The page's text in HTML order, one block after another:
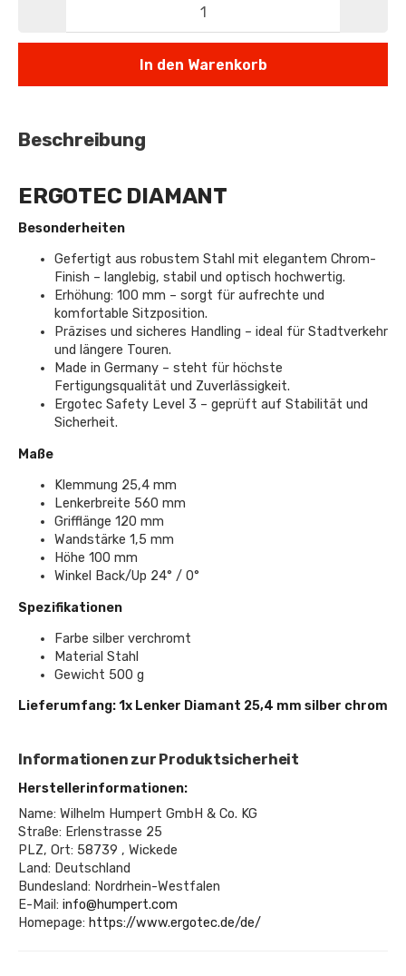
In den Warenkorb
Beschreibung
ERGOTEC DIAMANT
Besonderheiten
Gefertigt aus robustem Stahl mit elegantem Chrom-
Finish – langlebig, stabil und optisch hochwertig.
Erhöhung: 100 mm – sorgt für aufrechte und
komfortable Sitzposition.
Präzises und sicheres Handling – ideal für Stadtverkehr
und längere Touren.
Made in Germany – steht für höchste
Fertigungsqualität und Zuverlässigkeit.
Ergotec Safety Level 3 – geprüft auf Stabilität und
Sicherheit.
Maße
Klemmung 25,4 mm
Lenkerbreite 560 mm
Grifflänge 120 mm
Wandstärke 1,5 mm
Höhe 100 mm
Winkel Back/Up 24° / 0°
Spezifikationen
Farbe silber verchromt
Material Stahl
Gewicht 500 g
Lieferumfang: 1x Lenker Diamant 25,4 mm silber chrom
Informationen zur Produktsicherheit
Herstellerinformationen:
Name: Wilhelm Humpert GmbH & Co. KG
Straße: Erlenstrasse 25
PLZ, Ort: 58739 , Wickede
Land: Deutschland
Bundesland: Nordrhein-Westfalen
E-Mail: info@humpert.com
Homepage: https://www.ergotec.de/de/